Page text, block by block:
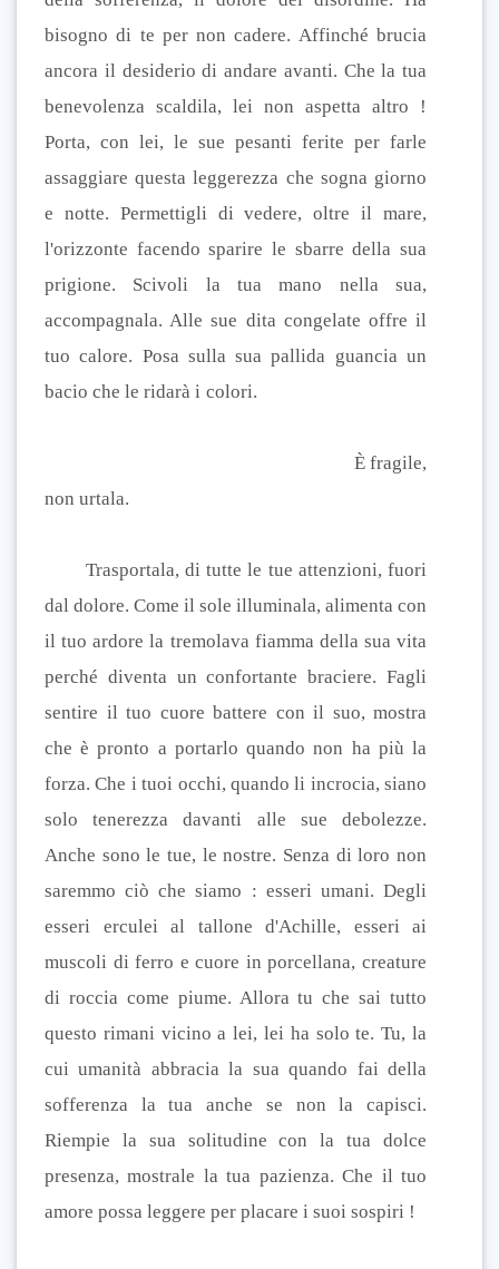
bisogno di te per non cadere. Affinché brucia
ancora il desiderio di andare avanti. Che la tua
benevolenza scaldila, lei non aspetta altro !
Porta, con lei, le sue pesanti ferite per farle
assaggiare questa leggerezza che sogna giorno
e notte. Permettigli di vedere, oltre il mare,
l'orizzonte facendo sparire le sbarre della sua
prigione. Scivoli la tua mano nella sua,
accompagnala. Alle sue dita congelate offre il
tuo calore. Posa sulla sua pallida guancia un
bacio che le ridarà i colori.
È fragile,
non urtala.
Trasportala, di tutte le tue attenzioni, fuori
dal dolore. Come il sole illuminala, alimenta con
il tuo ardore la tremolava fiamma della sua vita
perché diventa un confortante braciere. Fagli
sentire il tuo cuore battere con il suo, mostra
che è pronto a portarlo quando non ha più la
forza. Che i tuoi occhi, quando li incrocia, siano
solo tenerezza davanti alle sue debolezze.
Anche sono le tue, le nostre. Senza di loro non
saremmo ciò che siamo : esseri umani. Degli
esseri erculei al tallone d'Achille, esseri ai
muscoli di ferro e cuore in porcellana, creature
di roccia come piume. Allora tu che sai tutto
questo rimani vicino a lei, lei ha solo te. Tu, la
cui umanità abbracia la sua quando fai della
sofferenza la tua anche se non la capisci.
Riempie la sua solitudine con la tua dolce
presenza, mostrale la tua pazienza. Che il tuo
amore possa leggere per placare i suoi sospiri !